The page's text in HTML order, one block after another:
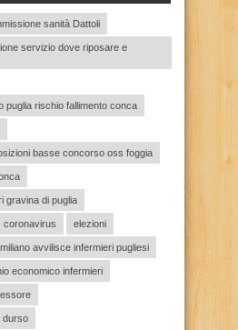
sanità Dattoli
servizio dove riposare e
puglia rischio fallimento conca
basse concorso oss foggia
gravina di puglia
coronavirus elezioni
avvilisce infermieri pugliesi
economico infermieri
durso